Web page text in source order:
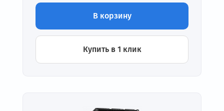
В корзину
Купить в 1 клик